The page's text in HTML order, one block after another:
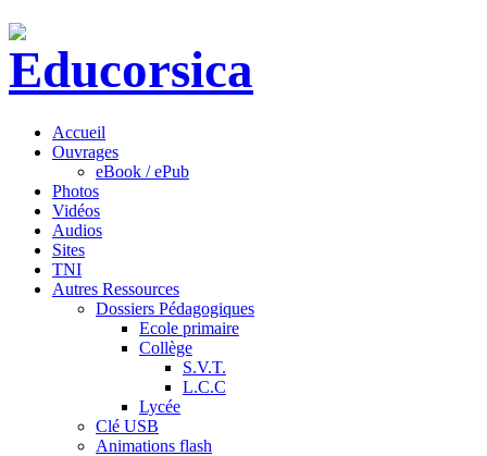
Accueil
Ouvrages
eBook / ePub
Photos
Vidéos
Audios
Sites
TNI
Autres Ressources
Dossiers Pédagogiques
Ecole primaire
Collège
S.V.T.
L.C.C
Lycée
Clé USB
Animations flash